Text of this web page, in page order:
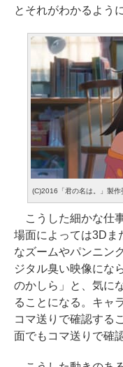
とそれがわかるよう
(C)2016「君の名は。」製作
こうした細かな仕
場面によっては3Dま
なズームやパンニン
ジタル臭い映像にな
のかしら」と、気に
ることになる。キャ
コマ送りで確認する
面でもコマ送りで確